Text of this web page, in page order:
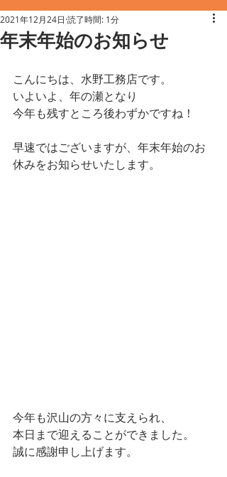
年末年始のお知らせ
2021年12月24日 読了時間: 1分
こんにちは、水野工務店です。
いよいよ、年の瀬となり
今年も残すところ後わずかですね！
早速ではございますが、年末年始のお
休みをお知らせいたします。
今年も沢山の方々に支えられ、
本日まで迎えることができました。
誠に感謝申し上げます。